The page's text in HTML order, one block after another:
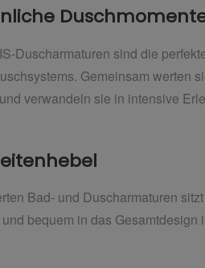
Duscharmaturen sind die
Gemeinsam werten
verwandeln sie in intensive
Bad- und Duscharmaturen
bequem in das Gesamtdesign